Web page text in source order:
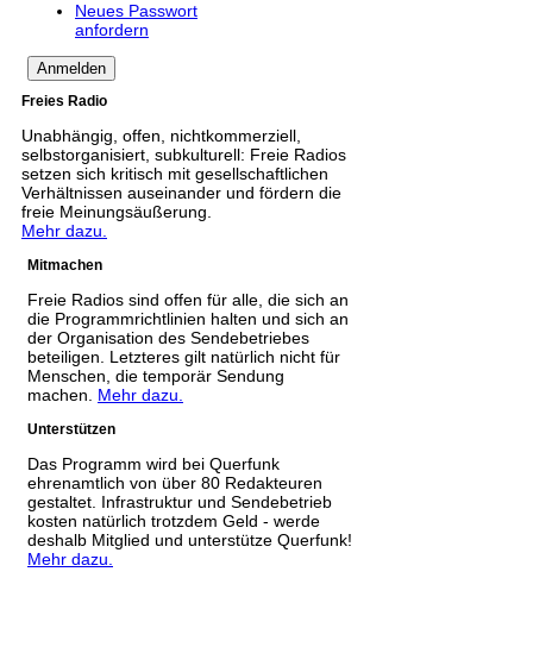
Neues Passwort
anfordern
Freies Radio
Unabhängig, offen, nichtkommerziell,
selbstorganisiert, subkulturell: Freie Radios
setzen sich kritisch mit gesellschaftlichen
Verhältnissen auseinander und fördern die
freie Meinungsäußerung.
Mehr dazu.
Mitmachen
Freie Radios sind offen für alle, die sich an
die Programmrichtlinien halten und sich an
der Organisation des Sendebetriebes
beteiligen. Letzteres gilt natürlich nicht für
Menschen, die temporär Sendung
machen. Mehr dazu.
Unterstützen
Das Programm wird bei Querfunk
ehrenamtlich von über 80 Redakteuren
gestaltet. Infrastruktur und Sendebetrieb
kosten natürlich trotzdem Geld - werde
deshalb Mitglied und unterstütze Querfunk!
Mehr dazu.